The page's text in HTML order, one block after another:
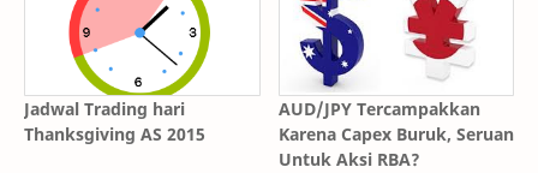
Jadwal Trading hari
Thanksgiving AS 2015
AUD/JPY Tercampakkan
Karena Capex Buruk, Seruan
Untuk Aksi RBA?